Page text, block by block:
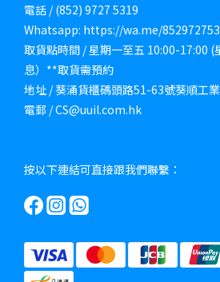
電話 / (852) 9727 5319
Whatsapp: https://wa.me/
取貨點時間 / 星期一至五 10:00-17:00 (
息）**取貨需預約
地址 / 葵涌貨櫃碼頭路51-63號葵順工
電郵 / CS@uuil.com.hk
按以下連結可直接跟我們聯繫：